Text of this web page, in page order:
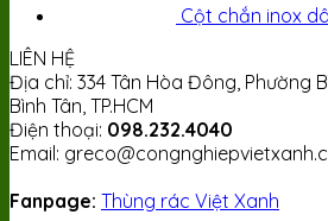
Cột chắn inox
LIÊN HỆ
Địa chỉ: 334 Tân Hòa Đông, Phường
Bình Tân, TP.HCM
Điện thoại: 098.232.4040
Email:
Fanpage: Thùng rác Việt Xanh